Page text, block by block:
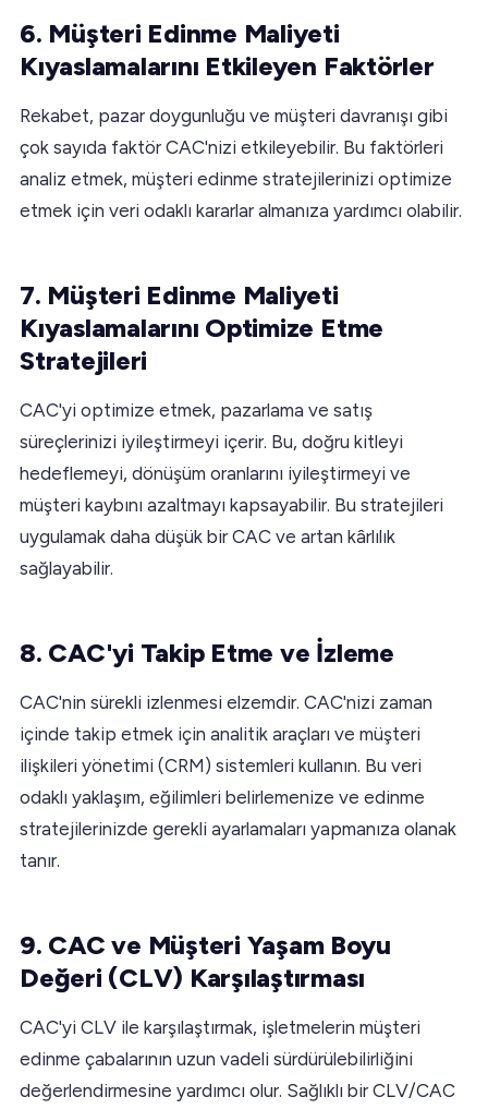
6. Müşteri Edinme Maliyeti
Kıyaslamalarını Etkileyen Faktörler
Rekabet, pazar doygunluğu ve müşteri davranışı gibi
çok sayıda faktör CAC'nizi etkileyebilir. Bu faktörleri
analiz etmek, müşteri edinme stratejilerinizi optimize
etmek için veri odaklı kararlar almanıza yardımcı olabilir.
7. Müşteri Edinme Maliyeti
Kıyaslamalarını Optimize Etme
Stratejileri
CAC'yi optimize etmek, pazarlama ve satış
süreçlerinizi iyileştirmeyi içerir. Bu, doğru kitleyi
hedeflemeyi, dönüşüm oranlarını iyileştirmeyi ve
müşteri kaybını azaltmayı kapsayabilir. Bu stratejileri
uygulamak daha düşük bir CAC ve artan kârlılık
sağlayabilir.
8. CAC'yi Takip Etme ve İzleme
CAC'nin sürekli izlenmesi elzemdir. CAC'nizi zaman
içinde takip etmek için analitik araçları ve müşteri
ilişkileri yönetimi (CRM) sistemleri kullanın. Bu veri
odaklı yaklaşım, eğilimleri belirlemenize ve edinme
stratejilerinizde gerekli ayarlamaları yapmanıza olanak
tanır.
9. CAC ve Müşteri Yaşam Boyu
Değeri (CLV) Karşılaştırması
CAC'yi CLV ile karşılaştırmak, işletmelerin müşteri
edinme çabalarının uzun vadeli sürdürülebilirliğini
değerlendirmesine yardımcı olur. Sağlıklı bir CLV/CAC